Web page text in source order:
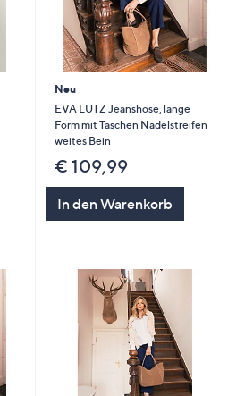
Neu
EVA LUTZ Jeanshose, lange
Form mit Taschen Nadelstreifen
weites Bein
€ 109,99
In den Warenkorb